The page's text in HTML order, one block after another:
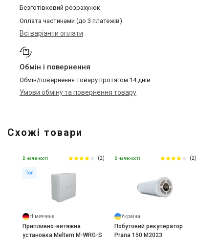
Безготівковий розрахунок
Оплата частинами (до 3 платежів)
Всі варіанти оплати
Обмін і повернення
Обмін/повернення товару протягом 14 днів
Умови обміну та повернення товару
Схожі товари
В наявності (2)
Топ
Німеччина
Припливно-витяжна
установка Meltem M-WRG-S
В наявності (2)
Україна
Побутовий рекуператор
Prana 150 M2023